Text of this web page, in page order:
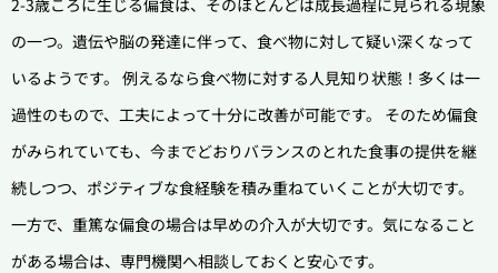
の一つ。遺伝や脳の発達に伴って、食べ物に対して疑い深くなって
いるようです。 例えるなら食べ物に対する人見知り状態！多くは一
過性のもので、工夫によって十分に改善が可能です。 そのため偏食
がみられていても、今までどおりバランスのとれた食事の提供を継
続しつつ、ポジティブな食経験を積み重ねていくことが大切です。
一方で、重篤な偏食の場合は早めの介入が大切です。気になること
がある場合は、専門機関へ相談しておくと安心です。